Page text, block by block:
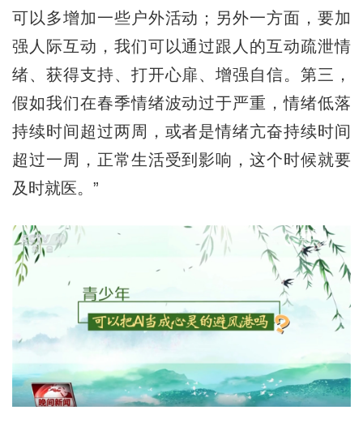
可以多增加一些户外活动；另外一方面，要加
强人际互动，我们可以通过跟人的互动疏泄情
绪、获得支持、打开心扉、增强自信。第三，
假如我们在春季情绪波动过于严重，情绪低落
持续时间超过两周，或者是情绪亢奋持续时间
超过一周，正常生活受到影响，这个时候就要
及时就医。”